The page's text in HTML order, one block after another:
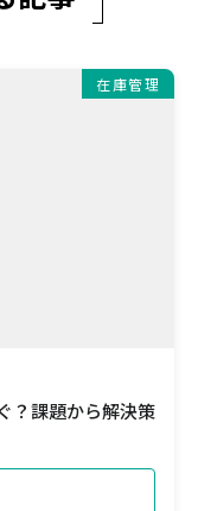
在庫管理
？課題から解決策